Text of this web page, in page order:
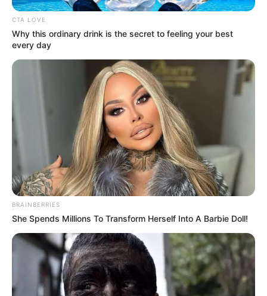
CTA LOVE
Why this ordinary drink is the secret to feeling your best
every day
BRAINBERRIES
She Spends Millions To Transform Herself Into A Barbie Doll!